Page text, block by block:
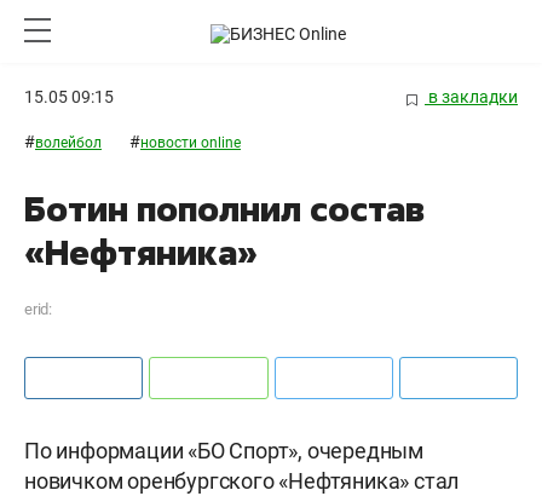
15.05 09:15 в закладки
#волейбол #новости online
Ботин пополнил состав
«Нефтяника»
erid:
По информации «БО Спорт», очередным
новичком оренбургского «Нефтяника» стал